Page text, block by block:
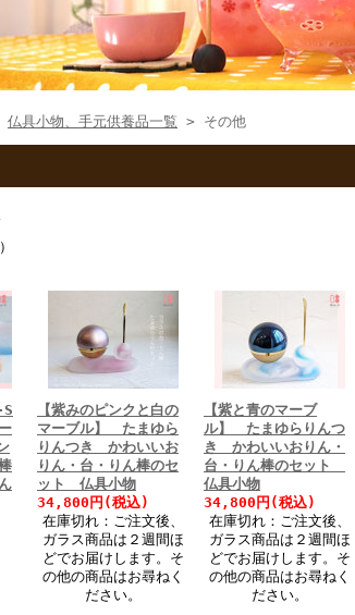
仏具小物、手元供養品一覧 > その他
【紫みのピンクと白の
マーブル】 たまゆら
りんつき かわいいお
りん・台・りん棒のセ
ット 仏具小物
34,800円(税込)
在庫切れ：ご注文後、
ガラス商品は２週間ほ
どでお届けします。そ
の他の商品はお尋ねく
ださい。
【紫と青のマーブ
ル】 たまゆらりんつ
き かわいいおりん・
台・りん棒のセット
仏具小物
34,800円(税込)
在庫切れ：ご注文後、
ガラス商品は２週間ほ
どでお届けします。そ
の他の商品はお尋ねく
ださい。